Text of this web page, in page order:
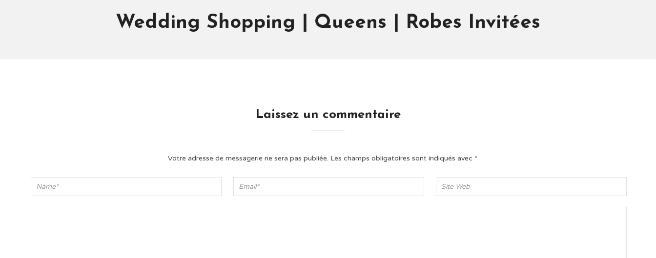
Wedding Shopping | Queens | Robes Invitées
Laissez un commentaire
Votre adresse de messagerie ne sera pas publiée. Les champs obligatoires sont indiqués avec *